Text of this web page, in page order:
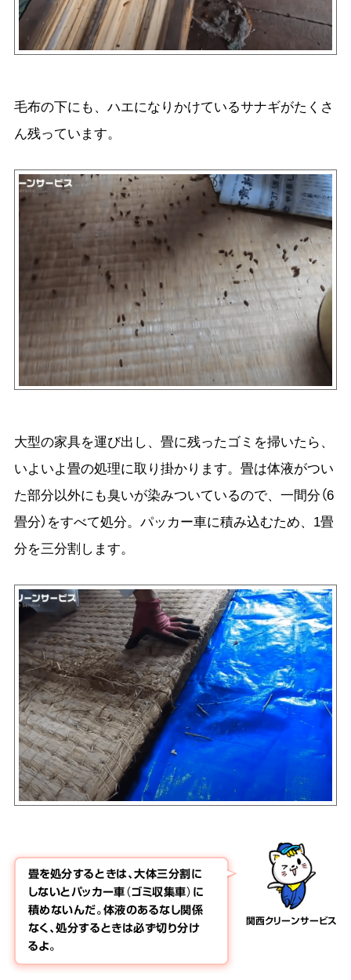
毛布の下にも、ハエになりかけているサナギがたくさ
ん残っています。
大型の家具を運び出し、畳に残ったゴミを掃いたら、
いよいよ畳の処理に取り掛かります。畳は体液がつい
た部分以外にも臭いが染みついているので、一間分（6
畳分）をすべて処分。パッカー車に積み込むため、1畳
分を三分割します。
関西クリーンサービス
畳を処分するときは、大体三分割に
しないとパッカー車（ゴミ収集車）に
積めないんだ。体液のあるなし関係
なく、処分するときは必ず切り分け
るよ。